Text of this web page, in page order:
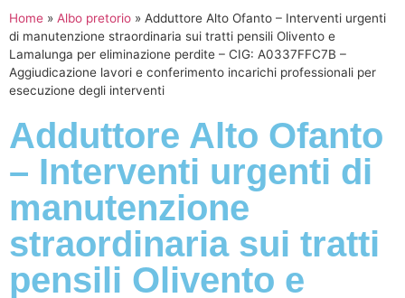
Home » Albo pretorio » Adduttore Alto Ofanto – Interventi urgenti
di manutenzione straordinaria sui tratti pensili Olivento e
Lamalunga per eliminazione perdite – CIG: A0337FFC7B –
Aggiudicazione lavori e conferimento incarichi professionali per
esecuzione degli interventi
Adduttore Alto Ofanto
– Interventi urgenti di
manutenzione
straordinaria sui tratti
pensili Olivento e